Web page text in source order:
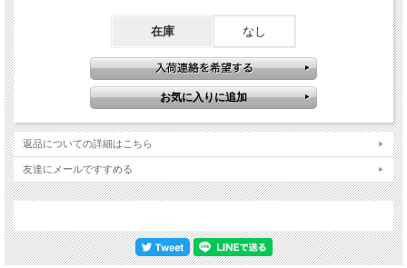
在庫 なし
返品についての詳細はこちら
友達にメールですすめる